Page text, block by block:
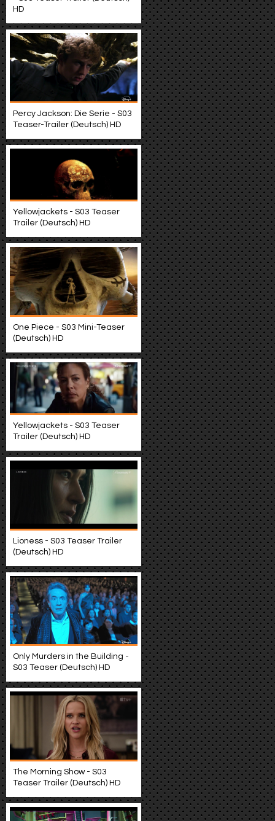
HD
Percy Jackson: Die Serie - S03
Teaser-Trailer (Deutsch) HD
Yellowjackets - S03 Teaser
Trailer (Deutsch) HD
One Piece - S03 Mini-Teaser
(Deutsch) HD
Yellowjackets - S03 Teaser
Trailer (Deutsch) HD
Lioness - S03 Teaser Trailer
(Deutsch) HD
Only Murders in the Building -
S03 Teaser (Deutsch) HD
The Morning Show - S03
Teaser Trailer (Deutsch) HD